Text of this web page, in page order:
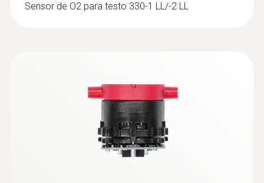
Sensor de O2 para testo 330-1 LL/-2 LL